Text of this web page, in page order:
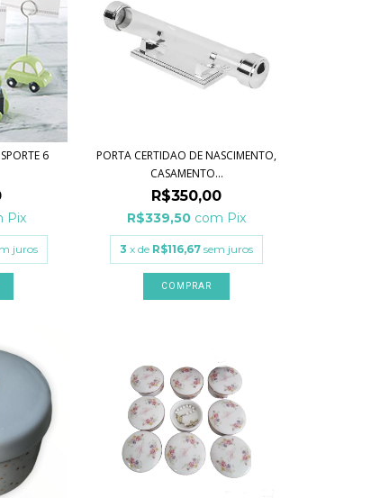
6
Pix
juros
PORTA CERTIDAO DE NASCIMENTO,
CASAMENTO...
R$350,00
R$339,50 com Pix
3 x de R$116,67 sem juros